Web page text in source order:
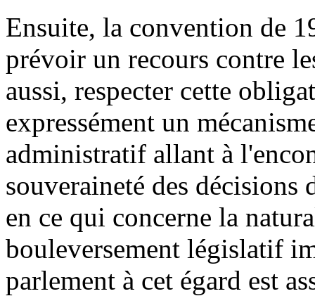
Ensuite, la convention de
prévoir un recours contre
aussi, respecter cette
expressément un
administratif allant à
souveraineté des décisions
en ce qui concerne la
bouleversement législatif
parlement à cet égard est